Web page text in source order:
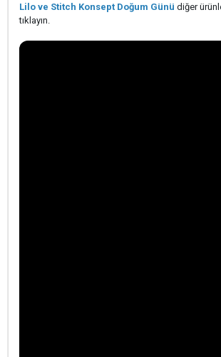
Lilo ve Stitch Konsept Doğum Günü diğer
tıklayın.